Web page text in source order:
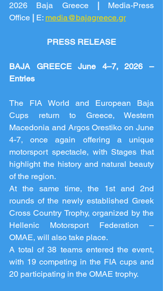
2026 Baja Greece | Media-Press
Office | E: media@bajagreece.gr
PRESS RELEASE
BAJA GREECE June 4–7, 2026 –
Entries
The FIA World and European Baja
Cups return to Greece, Western
Macedonia and Argos Orestiko on June
4-7, once again offering a unique
motorsport spectacle, with Stages that
highlight the history and natural beauty
of the region.
At the same time, the 1st and 2nd
rounds of the newly established Greek
Cross Country Trophy, organized by the
Hellenic Motorsport Federation –
OMAE, will also take place.
A total of 38 teams entered the event,
with 19 competing in the FIA cups and
20 participating in the OMAE trophy.